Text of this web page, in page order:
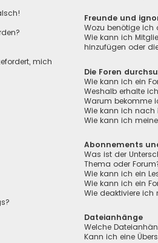
mich
Freunde und
Wozu benötige ich
Wie kann ich
hinzufügen oder
Die Foren
Wie kann ich ein
Weshalb erhalte
Warum bekomme
Wie kann ich nach
Wie kann ich
Abonnements
Was ist der
Thema oder
Wie kann ich ein
Wie kann ich ein
Wie deaktiviere ich
Dateianhänge
Welche
Kann ich eine